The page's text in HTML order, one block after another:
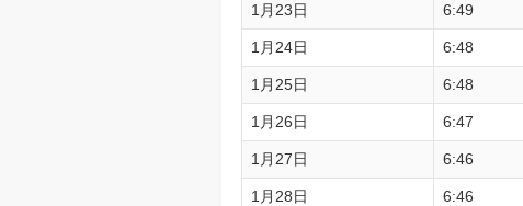
1月23日 6:49
1月24日 6:48
1月25日 6:48
1月26日 6:47
1月27日 6:46
1月28日 6:46